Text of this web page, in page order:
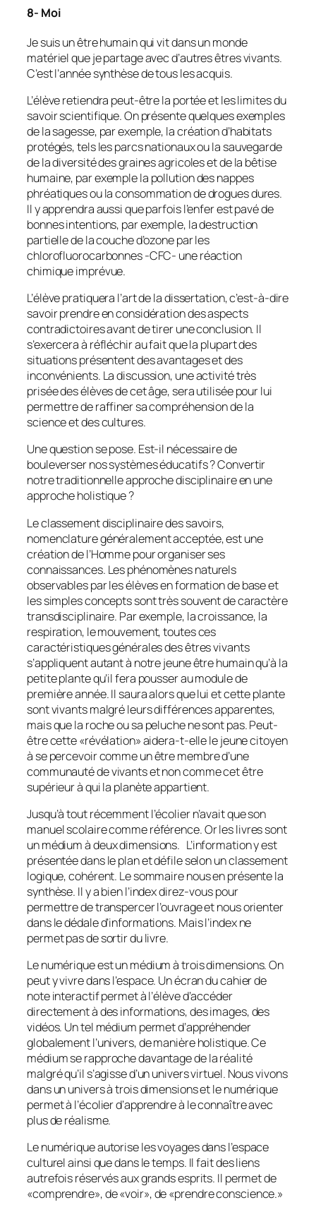
8- Moi
Je suis un être humain qui vit dans un monde
matériel que je partage avec d’autres êtres vivants.
C’est l’année synthèse de tous les acquis.
L’élève retiendra peut-être la portée et les limites du
savoir scientifique. On présente quelques exemples
de la sagesse, par exemple, la création d’habitats
protégés, tels les parcs nationaux ou la sauvegarde
de la diversité des graines agricoles et de la bêtise
humaine, par exemple la pollution des nappes
phréatiques ou la consommation de drogues dures.
Il y apprendra aussi que parfois l’enfer est pavé de
bonnes intentions, par exemple, la destruction
partielle de la couche d’ozone par les
chlorofluorocarbonnes -CFC- une réaction
chimique imprévue.
L’élève pratiquera l’art de la dissertation, c’est-à-dire
savoir prendre en considération des aspects
contradictoires avant de tirer une conclusion. Il
s’exercera à réfléchir au fait que la plupart des
situations présentent des avantages et des
inconvénients. La discussion, une activité très
prisée des élèves de cet âge, sera utilisée pour lui
permettre de raffiner sa compréhension de la
science et des cultures.
Une question se pose. Est-il nécessaire de
bouleverser nos systèmes éducatifs ? Convertir
notre traditionnelle approche disciplinaire en une
approche holistique ?
Le classement disciplinaire des savoirs,
nomenclature généralement acceptée, est une
création de l’Homme pour organiser ses
connaissances. Les phénomènes naturels
observables par les élèves en formation de base et
les simples concepts sont très souvent de caractère
transdisciplinaire. Par exemple, la croissance, la
respiration, le mouvement, toutes ces
caractéristiques générales des êtres vivants
s’appliquent autant à notre jeune être humain qu’à la
petite plante qu’il fera pousser au module de
première année. Il saura alors que lui et cette plante
sont vivants malgré leurs différences apparentes,
mais que la roche ou sa peluche ne sont pas. Peut-
être cette «révélation» aidera-t-elle le jeune citoyen
à se percevoir comme un être membre d’une
communauté de vivants et non comme cet être
supérieur à qui la planète appartient.
Jusqu’à tout récemment l’écolier n’avait que son
manuel scolaire comme référence. Or les livres sont
un médium à deux dimensions. L’information y est
présentée dans le plan et défile selon un classement
logique, cohérent. Le sommaire nous en présente la
synthèse. Il y a bien l’index direz-vous pour
permettre de transpercer l’ouvrage et nous orienter
dans le dédale d’informations. Mais l’index ne
permet pas de sortir du livre.
Le numérique est un médium à trois dimensions. On
peut y vivre dans l’espace. Un écran du cahier de
note interactif permet à l’élève d’accéder
directement à des informations, des images, des
vidéos. Un tel médium permet d’appréhender
globalement l’univers, de manière holistique. Ce
médium se rapproche davantage de la réalité
malgré qu’il s’agisse d’un univers virtuel. Nous vivons
dans un univers à trois dimensions et le numérique
permet à l’écolier d’apprendre à le connaître avec
plus de réalisme.
Le numérique autorise les voyages dans l’espace
culturel ainsi que dans le temps. Il fait des liens
autrefois réservés aux grands esprits. Il permet de
«comprendre», de «voir», de «prendre conscience.»